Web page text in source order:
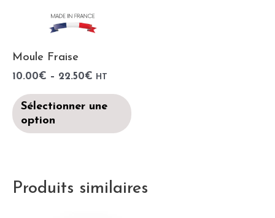
Moule Fraise
10.00€ – 22.50€ HT
Sélectionner une
option
Produits similaires